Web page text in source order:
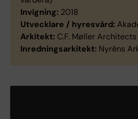
Invigning: 2018
Utvecklare / hyresvärd:
Arkitekt: C.F. Møller Architects
Inredningsarkitekt: Nyréns